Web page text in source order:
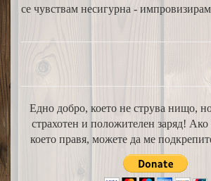
се чувствам несигурна -
Едно добро, което не струва нищо,
страхотен и положителен заряд! Ако
което правя, можете да ме